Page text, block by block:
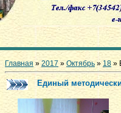
Главная »2017 » Октябрь » 18 »
Единый